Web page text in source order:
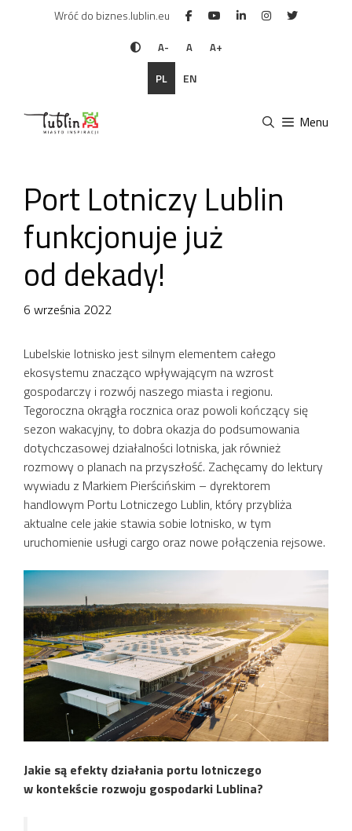
Wróć do biznes.lublin.eu
A- A A+
PL EN
Menu
Port Lotniczy Lublin
funkcjonuje już
od dekady!
6 września 2022
Lubelskie lotnisko jest silnym elementem całego
ekosystemu znacząco wpływającym na wzrost
gospodarczy i rozwój naszego miasta i regionu.
Tegoroczna okrągła rocznica oraz powoli kończący się
sezon wakacyjny, to dobra okazja do podsumowania
dotychczasowej działalności lotniska, jak również
rozmowy o planach na przyszłość. Zachęcamy do lektury
wywiadu z Markiem Pierścińskim – dyrektorem
handlowym Portu Lotniczego Lublin, który przybliża
aktualne cele jakie stawia sobie lotnisko, w tym
uruchomienie usługi cargo oraz nowe połączenia rejsowe.
Jakie są efekty działania portu lotniczego
w kontekście rozwoju gospodarki Lublina?